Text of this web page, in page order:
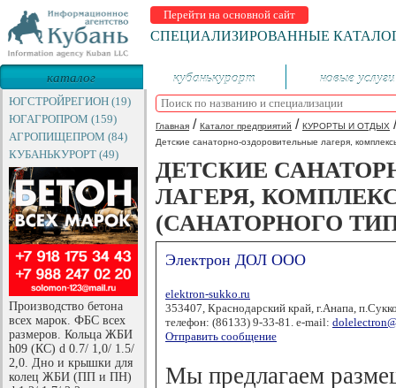
Перейти на основной сайт
СПЕЦИАЛИЗИРОВАННЫЕ
каталог
предприятий
кубанькурорт новые услуги
ЮГСТРОЙРЕГИОН (19)
ЮГАГРОПРОМ (159)
АГРОПИЩЕПРОМ (84)
КУБАНЬКУРОРТ (49)
Производство бетона
всех марок. ФБС всех
размеров. Кольца ЖБИ
h09 (КС) d 0.7/ 1,0/ 1.5/
2,0. Дно и крышки для
колец ЖБИ (ПП и ПН)
Главная / Каталог предприятий / КУРОРТЫ И ОТДЫХ /
Детские санаторно-оздоровительные лагеря,
ДЕТСКИЕ
ЛАГЕРЯ,
(САНАТОРНОГО
Электрон ДОЛ ООО
elektron-sukko.ru
353407, Краснодарский край, г.Анапа,
телефон: (86133) 9-33-81. e-mail:
Отправить сообщение
Мы предлагаем